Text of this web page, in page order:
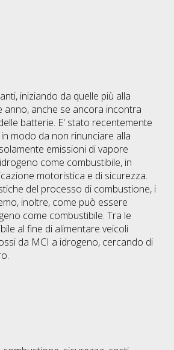
iniziando da quelle più alla
anno, anche se ancora incontra
batterie. E' stato recentemente
modo da non rinunciare alla
emissioni di vapore
come combustibile, in
motoristica e di sicurezza.
del processo di combustione, i
inoltre, come può essere
come combustibile. Tra le
al fine di alimentare veicoli
da MCI a idrogeno, cercando di